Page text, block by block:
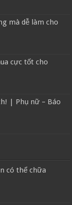
mà dễ làm cho
cực tốt cho
| Phụ nữ – Báo
có thể chữa